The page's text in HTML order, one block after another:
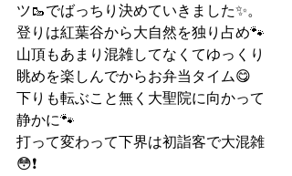
ツ🥾でばっちり決めていきました✨。
登りは紅葉谷から大自然を独り占め🐾
山頂もあまり混雑してなくてゆっくり
眺めを楽しんでからお弁当タイム😋
下りも転ぶこと無く大聖院に向かって
静かに🐾
打って変わって下界は初詣客で大混雑
😳❗️